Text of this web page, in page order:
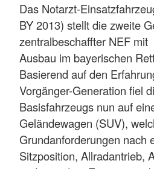
Das Notarzt-
BY 2013) stellt die zweite
zentralbeschaffter NEF
Ausbau im bayerischen
Basierend auf den
Vorgänger-Generation fiel
Basisfahrzeugs nun auf
Geländewagen (SUV),
Grundanforderungen nach
Sitzposition, Allradantrieb,